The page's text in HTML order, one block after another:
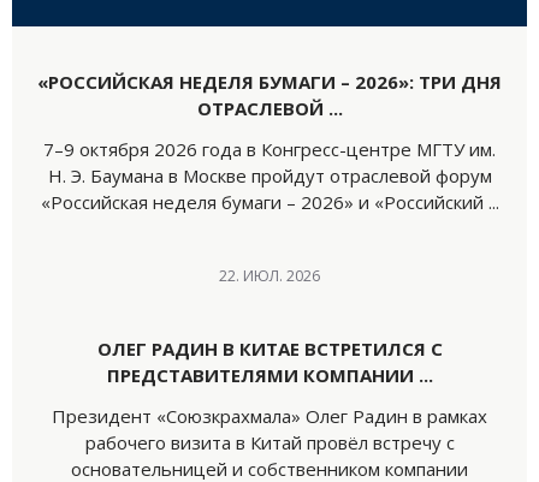
«РОССИЙСКАЯ НЕДЕЛЯ БУМАГИ – 2026»: ТРИ ДНЯ
ОТРАСЛЕВОЙ ...
7–9 октября 2026 года в Конгресс-центре МГТУ им.
Н. Э. Баумана в Москве пройдут отраслевой форум
«Российская неделя бумаги – 2026» и «Российский ...
22. ИЮЛ. 2026
ОЛЕГ РАДИН В КИТАЕ ВСТРЕТИЛСЯ С
ПРЕДСТАВИТЕЛЯМИ КОМПАНИИ ...
Президент «Союзкрахмала» Олег Радин в рамках
рабочего визита в Китай провёл встречу с
основательницей и собственником компании